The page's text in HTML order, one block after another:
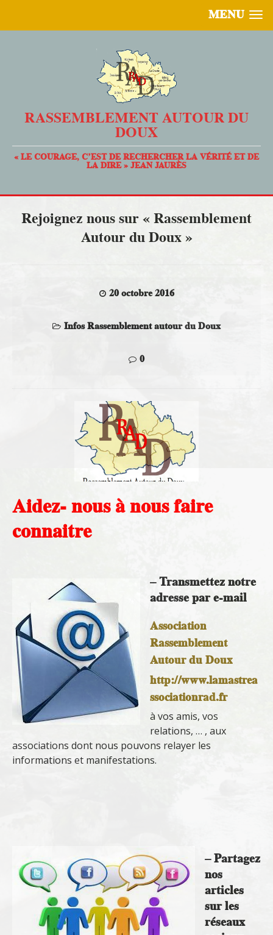
MENU
RASSEMBLEMENT AUTOUR DU
DOUX
« LE COURAGE, C’EST DE RECHERCHER LA VÉRITÉ ET DE
LA DIRE » JEAN JAURÈS
Rejoignez nous sur « Rassemblement
Autour du Doux »
20 octobre 2016
Infos Rassemblement autour du Doux
0
Aidez- nous à nous faire
connaitre
– Transmettez notre
adresse par e-mail
Association
Rassemblement
Autour du Doux
http://www.lamastrea
ssociationrad.fr
à vos amis, vos
relations, … , aux
associations dont nous pouvons relayer les
informations et manifestations.
– Partagez
nos
articles
sur les
réseaux